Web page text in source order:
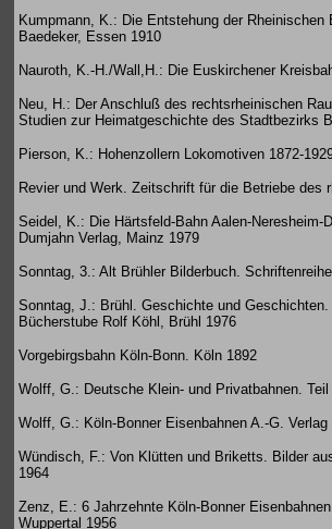
Kumpmann, K.: Die Entstehung der
Baedeker, Essen 1910
Nauroth, K.-H./Wall,H.: Die Euskirchener
Neu, H.: Der Anschluß des rechtsrheinischen
Studien zur Heimatgeschichte des Stadtbezirks
Pierson, K.: Hohenzollern Lokomotiven 1872-
Revier und Werk. Zeitschrift für die Betriebe des
Seidel, K.: Die Härtsfeld-Bahn Aalen-
Dumjahn Verlag, Mainz 1979
Sonntag, 3.: Alt Brühler Bilderbuch.
Sonntag, J.: Brühl. Geschichte und
Bücherstube Rolf Köhl, Brühl 1976
Vorgebirgsbahn Köln-Bonn. Köln 1892
Wolff, G.: Deutsche Klein- und Privatbahnen.
Wolff, G.: Köln-Bonner Eisenbahnen A.-G.
Wündisch, F.: Von Klütten und Briketts. Bilder
1964
Zenz, E.: 6 Jahrzehnte Köln-Bonner
Wuppertal 1956